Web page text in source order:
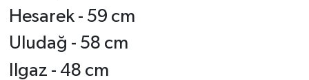
Hesarek - 59 cm
Uludağ - 58 cm
Ilgaz - 48 cm